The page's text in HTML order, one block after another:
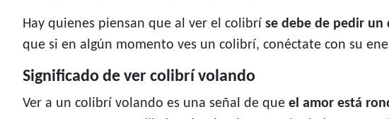
Hay quienes piensan que al ver el colibrí se debe de pedir un
que si en algún momento ves un colibrí, conéctate con su
Significado de ver colibrí volando
Ver a un colibrí volando es una señal de que el amor está